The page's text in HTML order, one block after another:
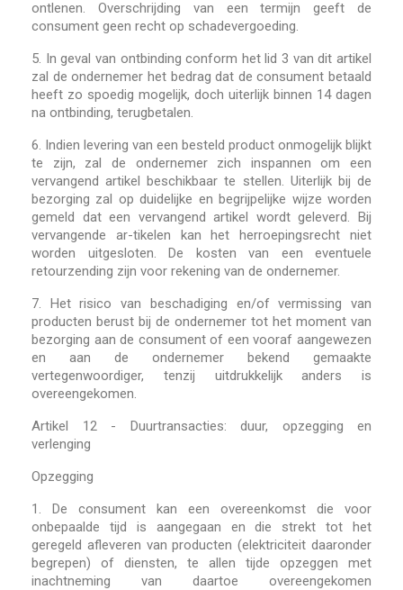
ontlenen. Overschrijding van een termijn geeft de
consument geen recht op schadevergoeding.
5. In geval van ontbinding conform het lid 3 van dit artikel
zal de ondernemer het bedrag dat de consument betaald
heeft zo spoedig mogelijk, doch uiterlijk binnen 14 dagen
na ontbinding, terugbetalen.
6. Indien levering van een besteld product onmogelijk blijkt
te zijn, zal de ondernemer zich inspannen om een
vervangend artikel beschikbaar te stellen. Uiterlijk bij de
bezorging zal op duidelijke en begrijpelijke wijze worden
gemeld dat een vervangend artikel wordt geleverd. Bij
vervangende ar-tikelen kan het herroepingsrecht niet
worden uitgesloten. De kosten van een eventuele
retourzending zijn voor rekening van de ondernemer.
7.
Het risico van beschadiging en/of vermissing van
producten berust bij de ondernemer tot het moment van
bezorging aan de consument of een vooraf aangewezen
en aan de ondernemer bekend gemaakte
vertegenwoordiger, tenzij uitdrukkelijk anders is
overeengekomen.
Artikel 12 - Duurtransacties: duur, opzegging en
verlenging
Opzegging
1.
De consument kan een overeenkomst die voor
onbepaalde tijd is aangegaan en die strekt tot het
geregeld afleveren van producten (elektriciteit daaronder
begrepen) of diensten, te allen tijde opzeggen met
inachtneming van daartoe overeengekomen